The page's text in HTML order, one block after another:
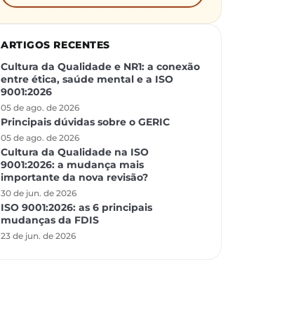
ARTIGOS RECENTES
Cultura da Qualidade e NR1: a conexão
entre ética, saúde mental e a ISO
9001:2026
05 de ago. de 2026
Principais dúvidas sobre o GERIC
05 de ago. de 2026
Cultura da Qualidade na ISO
9001:2026: a mudança mais
importante da nova revisão?
30 de jun. de 2026
ISO 9001:2026: as 6 principais
mudanças da FDIS
23 de jun. de 2026